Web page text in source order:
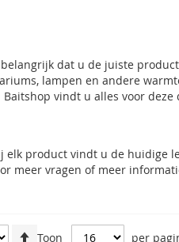
dat u de juiste
lampen en andere
Baitshop vindt u alles voor deze
elk product vindt u de huidige
meer vragen of meer
Toon per
Van